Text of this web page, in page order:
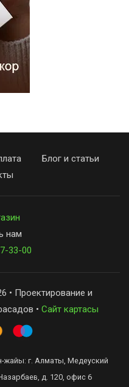
Блог и статьи
нам
33-00
• Проектирование и
• Сайт картасы
жайы: г. Алматы, Медеуский
д. 120, офис 6